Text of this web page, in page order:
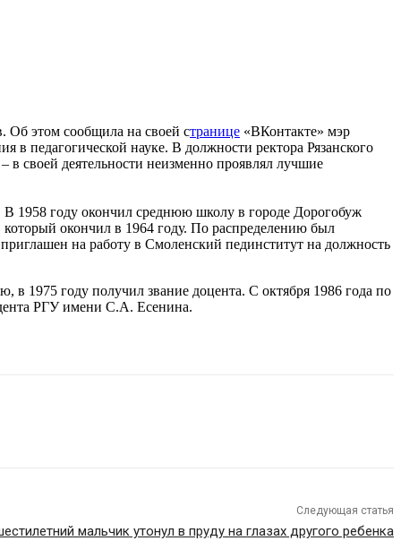
Об этом сообщила на своей странице «ВКонтакте» мэр
педагогической науке. В должности ректора Рязанского
в своей деятельности неизменно проявлял лучшие
В 1958 году окончил среднюю школу в городе Дорогобуж
который окончил в 1964 году. По распределению был
на работу в Смоленский пединститут на должность
1975 году получил звание доцента. С октября 1986 года по
РГУ имени С.А. Есенина.
Следующая статья
мальчик утонул в пруду на глазах другого ребенка